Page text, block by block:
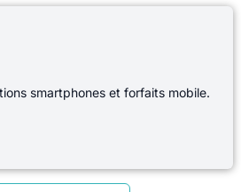
smartphones et forfaits mobile.